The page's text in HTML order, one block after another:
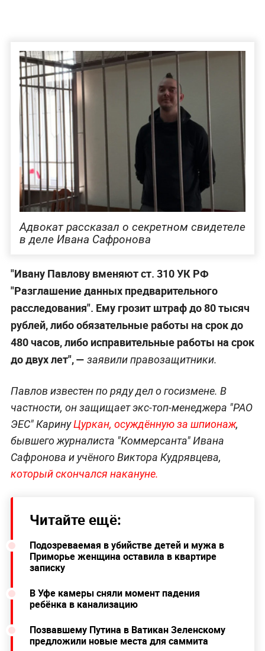
Адвокат рассказал о секретном свидетеле
в деле Ивана Сафронова
"Ивану Павлову вменяют ст. 310 УК РФ
"Разглашение данных предварительного
расследования". Ему грозит штраф до 80 тысяч
рублей, либо обязательные работы на срок до
480 часов, либо исправительные работы на срок
до двух лет", — заявили правозащитники.
Павлов известен по ряду дел о госизмене. В
частности, он защищает экс-топ-менеджера "РАО
ЭЕС" КаринуЦуркан, осуждённую за шпионаж,
бывшего журналиста "Коммерсанта" Ивана
Сафронова и учёного Виктора Кудрявцева,
который скончался накануне.
Читайте ещё:
Подозреваемая в убийстве детей и мужа в
Приморье женщина оставила в квартире
записку
В Уфе камеры сняли момент падения
ребёнка в канализацию
Позвавшему Путина в Ватикан Зеленскому
предложили новые места для саммита